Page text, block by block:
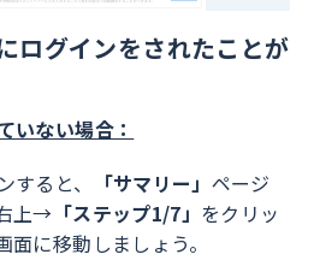
ログインをされたことが
いない場合：
ると、
「サマリー」 ページ
上→ 「ステップ1/7」 をクリッ
に移動しましょう。